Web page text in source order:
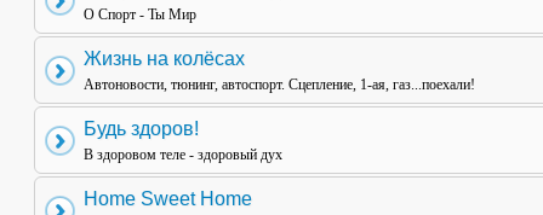
О Спорт - Ты Мир
Жизнь на колёсах
Автоновости, тюнинг, автоспорт. Сцепление, 1-ая, газ...поехали!
Будь здоров!
В здоровом теле - здоровый дух
Home Sweet Home